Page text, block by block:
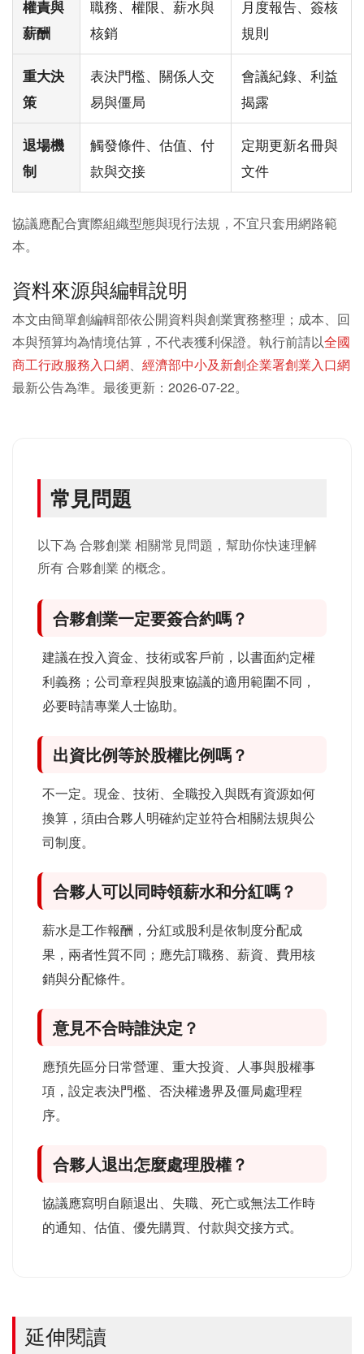
權責與
薪酬
職務、權限、薪水與
核銷
月度報告、簽核
規則
重大決
策
表決門檻、關係人交
易與僵局
會議紀錄、利益
揭露
退場機
制
觸發條件、估值、付
款與交接
定期更新名冊與
文件
協議應配合實際組織型態與現行法規，不宜只套用網路範
本。
資料來源與編輯說明
本文由簡單創編輯部依公開資料與創業實務整理；成本、回
本與預算均為情境估算，不代表獲利保證。執行前請以全國
商工行政服務入口網、 經濟部中小及新創企業署創業入口網
最新公告為準。最後更新：2026-07-22。
常見問題
以下為 合夥創業 相關常見問題，幫助你快速理解
所有 合夥創業 的概念。
合夥創業一定要簽合約嗎？
建議在投入資金、技術或客戶前，以書面約定權
利義務；公司章程與股東協議的適用範圍不同，
必要時請專業人士協助。
出資比例等於股權比例嗎？
不一定。現金、技術、全職投入與既有資源如何
換算，須由合夥人明確約定並符合相關法規與公
司制度。
合夥人可以同時領薪水和分紅嗎？
薪水是工作報酬，分紅或股利是依制度分配成
果，兩者性質不同；應先訂職務、薪資、費用核
銷與分配條件。
意見不合時誰決定？
應預先區分日常營運、重大投資、人事與股權事
項，設定表決門檻、否決權邊界及僵局處理程
序。
合夥人退出怎麼處理股權？
協議應寫明自願退出、失職、死亡或無法工作時
的通知、估值、優先購買、付款與交接方式。
延伸閱讀